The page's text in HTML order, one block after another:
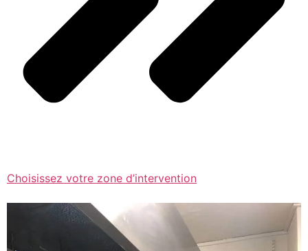
Choisissez votre zone d’intervention